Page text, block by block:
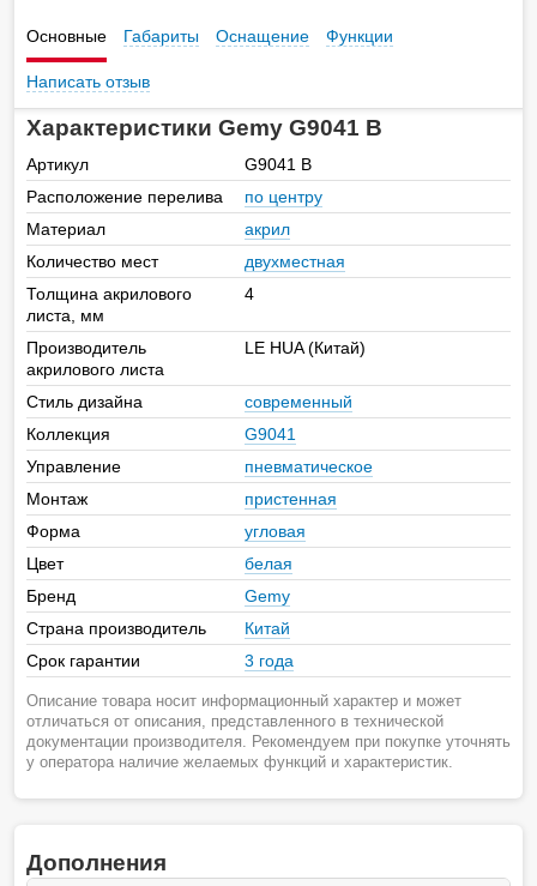
Основные Габариты Оснащение Функции
Написать отзыв
Характеристики Gemy G9041 B
Артикул
G9041 B
Расположение перелива
по центру
Материал
акрил
Количество мест
двухместная
Толщина акрилового
листа, мм
4
Производитель
акрилового листа
LE HUA (Китай)
Стиль дизайна
современный
Коллекция
G9041
Управление
пневматическое
Монтаж
пристенная
Форма
угловая
Цвет
белая
Бренд
Gemy
Страна производитель
Китай
Срок гарантии
3 года
Описание товара носит информационный характер и может
отличаться от описания, представленного в технической
документации производителя. Рекомендуем при покупке уточнять
у оператора наличие желаемых функций и характеристик.
Дополнения